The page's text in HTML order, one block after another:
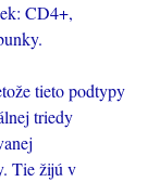
CD4+,
tieto podtypy
triedy
Tie žijú v